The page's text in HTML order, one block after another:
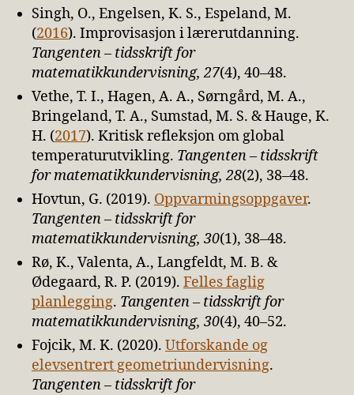
Singh, O., Engelsen, K. S., Espeland, M.
(2016). Improvisasjon i lærerutdanning.
Tangenten – tidsskrift for
matematikkundervisning, 27(4), 40–48.
Vethe, T. I., Hagen, A. A., Sørngård, M. A.,
Bringeland, T. A., Sumstad, M. S. & Hauge, K.
H. (2017). Kritisk refleksjon om global
temperaturutvikling. Tangenten – tidsskrift
for matematikkundervisning, 28(2), 38–48.
Hovtun, G. (2019). Oppvarmingsoppgaver.
Tangenten – tidsskrift for
matematikkundervisning, 30(1), 38–48.
Rø, K., Valenta, A., Langfeldt, M. B. &
Ødegaard, R. P. (2019). Felles faglig
planlegging. Tangenten – tidsskrift for
matematikkundervisning, 30(4), 40–52.
Fojcik, M. K. (2020). Utforskande og
elevsentrert geometriundervisning.
Tangenten – tidsskrift for